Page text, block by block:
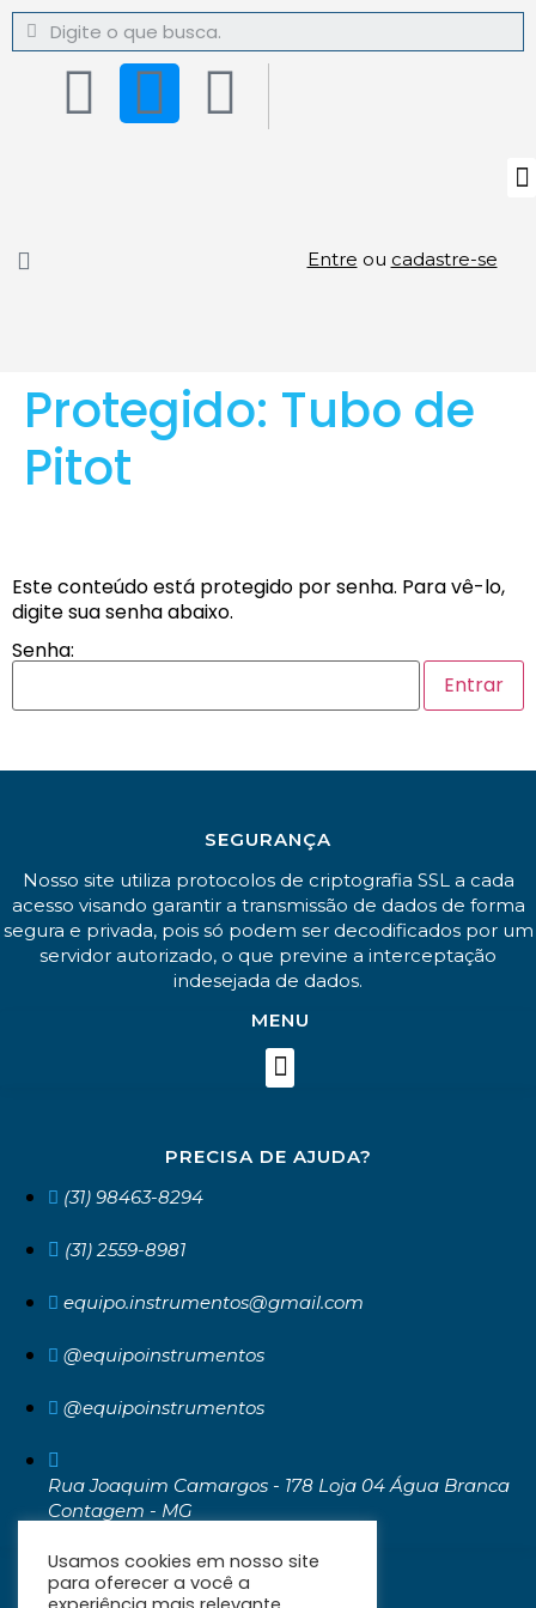
Entre ou cadastre-se
Protegido: Tubo de
Pitot
Este conteúdo está protegido por senha. Para vê-lo,
digite sua senha abaixo.
Senha:
SEGURANÇA
Nosso site utiliza protocolos de criptografia SSL a cada
acesso visando garantir a transmissão de dados de forma
segura e privada, pois só podem ser decodificados por um
servidor autorizado, o que previne a interceptação
indesejada de dados.
MENU
PRECISA DE AJUDA?
(31) 98463-8294
(31) 2559-8981
equipo.instrumentos@gmail.com
@equipoinstrumentos
@equipoinstrumentos
Rua Joaquim Camargos - 178 Loja 04 Água Branca
Contagem - MG
Usamos cookies em nosso site
para oferecer a você a